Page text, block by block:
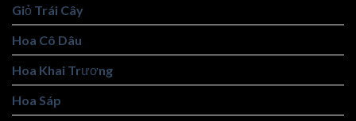
Giỏ Trái Cây
Hoa Cô Dâu
Hoa Khai Trương
Hoa Sáp